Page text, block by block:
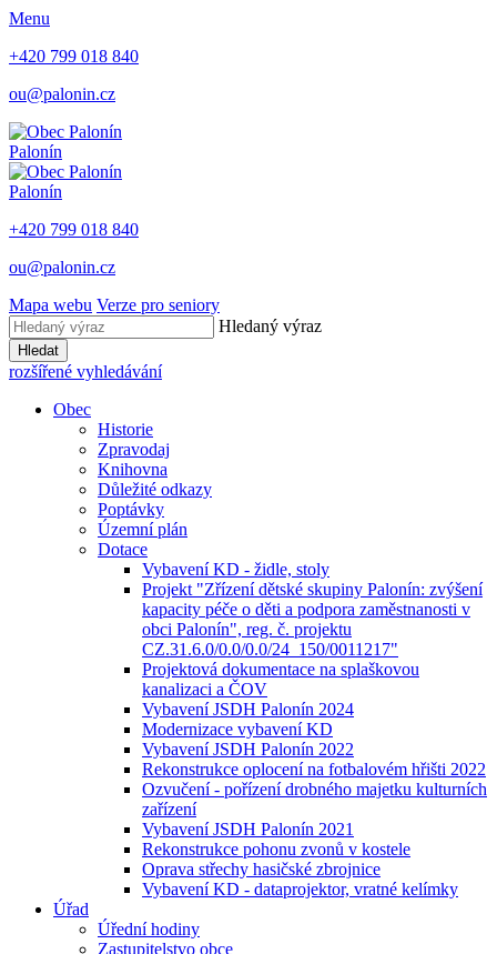
Menu
+420 799 018 840
ou@palonin.cz
Palonín
Palonín
+420 799 018 840
ou@palonin.cz
Mapa webu Verze pro seniory
Hledaný výraz
Hledat
rozšířené vyhledávání
Obec
Historie
Zpravodaj
Knihovna
Důležité odkazy
Poptávky
Územní plán
Dotace
Vybavení KD - židle, stoly
Projekt "Zřízení dětské skupiny Palonín: zvýšení
kapacity péče o děti a podpora zaměstnanosti v
obci Palonín", reg. č. projektu
CZ.31.6.0/0.0/0.0/24_150/0011217"
Projektová dokumentace na splaškovou
kanalizaci a ČOV
Vybavení JSDH Palonín 2024
Modernizace vybavení KD
Vybavení JSDH Palonín 2022
Rekonstrukce oplocení na fotbalovém hřišti 2022
Ozvučení - pořízení drobného majetku kulturních
zařízení
Vybavení JSDH Palonín 2021
Rekonstrukce pohonu zvonů v kostele
Oprava střechy hasičské zbrojnice
Vybavení KD - dataprojektor, vratné kelímky
Úřad
Úřední hodiny
Zastupitelstvo obce